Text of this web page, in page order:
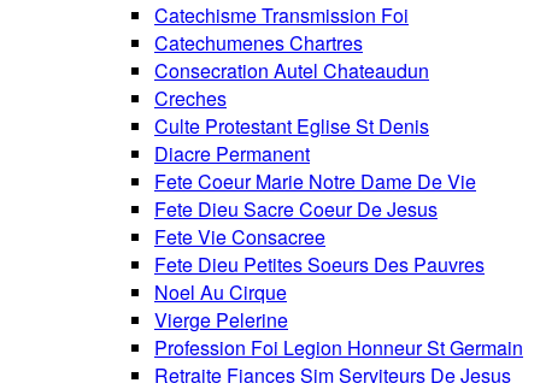
Catechisme Transmission Foi
Catechumenes Chartres
Consecration Autel Chateaudun
Creches
Culte Protestant Eglise St Denis
Diacre Permanent
Fete Coeur Marie Notre Dame De Vie
Fete Dieu Sacre Coeur De Jesus
Fete Vie Consacree
Fete Dieu Petites Soeurs Des Pauvres
Noel Au Cirque
Vierge Pelerine
Profession Foi Legion Honneur St Germain
Retraite Fiances Sjm Serviteurs De Jesus